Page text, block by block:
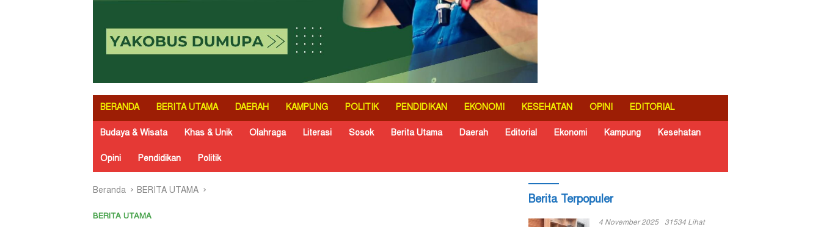
BERANDA BERITA UTAMA DAERAH KAMPUNG POLITIK PENDIDIKAN EKONOMI KESEHATAN OPINI EDITORIAL
Budaya & Wisata Khas & Unik Olahraga Literasi Sosok Berita Utama Daerah Editorial Ekonomi Kampung Kesehatan
Opini Pendidikan Politik
Beranda BERITA UTAMA
BERITA UTAMA
Berita Terpopuler
4 November 2025 31534 Lihat